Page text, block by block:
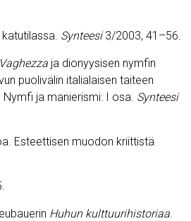
Synteesi 3/2003, 41–56.
Vaghezza ja dionyysisen nymfin
puolivälin italialaisen taiteen
ja manierismi: I osa. Synteesi
Esteettisen muodon kriittistä
Huhun kulttuurihistoriaa.